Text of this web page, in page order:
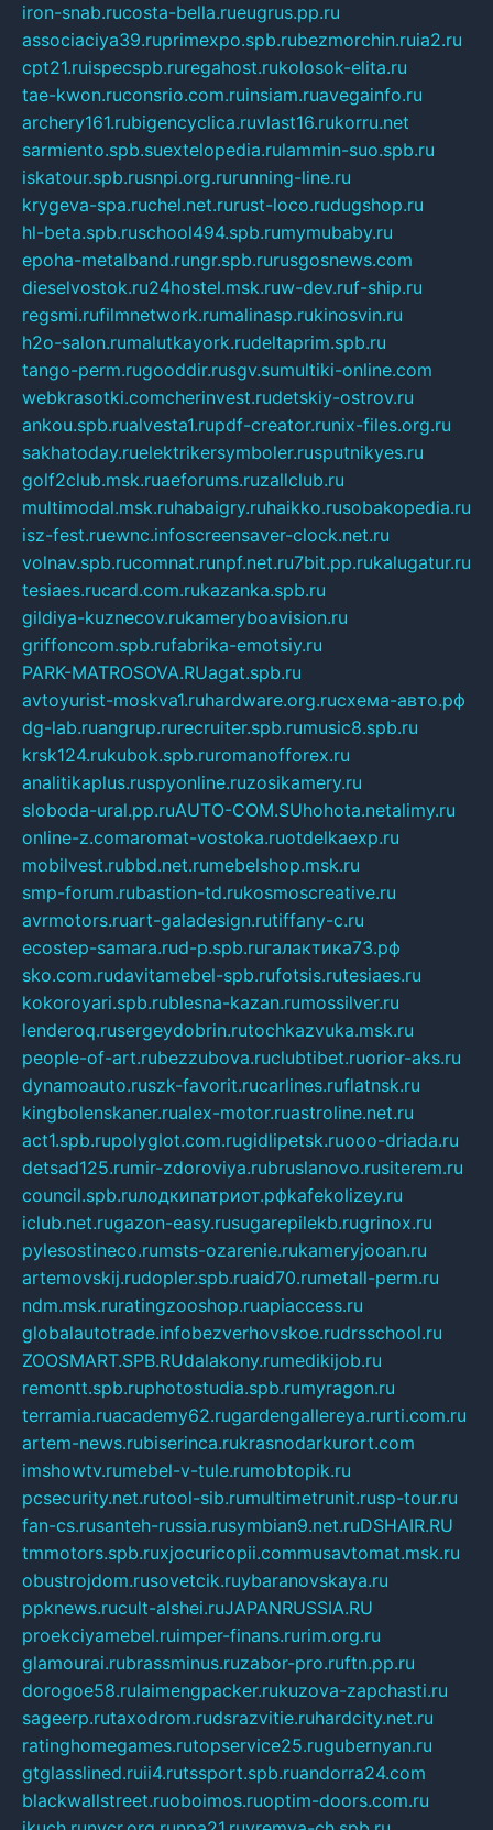
iron-snab.rucosta-bella.rueugrus.pp.ru
associaciya39.ruprimexpo.spb.rubezmorchin.ruia2.ru
cpt21.ruispecspb.ruregahost.rukolosok-elita.ru
tae-kwon.ruconsrio.com.ruinsiam.ruavegainfo.ru
archery161.rubigencyclica.ruvlast16.rukorru.net
sarmiento.spb.suextelopedia.rulammin-suo.spb.ru
iskatour.spb.rusnpi.org.rurunning-line.ru
krygeva-spa.ruchel.net.rurust-loco.rudugshop.ru
hl-beta.spb.ruschool494.spb.rumymubaby.ru
epoha-metalband.rungr.spb.rurusgosnews.com
dieselvostok.ru24hostel.msk.ruw-dev.ruf-ship.ru
regsmi.rufilmnetwork.rumalinasp.rukinosvin.ru
h2o-salon.rumalutkayork.rudeltaprim.spb.ru
tango-perm.rugooddir.rusgv.sumultiki-online.com
webkrasotki.comcherinvest.rudetskiy-ostrov.ru
ankou.spb.rualvesta1.rupdf-creator.runix-files.org.ru
sakhatoday.ruelektrikersymboler.rusputnikyes.ru
golf2club.msk.ruaeforums.ruzallclub.ru
multimodal.msk.ruhabaigry.ruhaikko.rusobakopedia.ru
isz-fest.ruewnc.infoscreensaver-clock.net.ru
volnav.spb.rucomnat.runpf.net.ru7bit.pp.rukalugatur.ru
tesiaes.rucard.com.rukazanka.spb.ru
gildiya-kuznecov.rukameryboavision.ru
griffoncom.spb.rufabrika-emotsiy.ru
PARK-MATROSOVA.RUagat.spb.ru
avtoyurist-moskva1.ruhardware.org.ruсхема-авто.рф
dg-lab.ruangrup.rurecruiter.spb.rumusic8.spb.ru
krsk124.rukubok.spb.ruromanofforex.ru
analitikaplus.ruspyonline.ruzosikamery.ru
sloboda-ural.pp.ruAUTO-COM.SUhohota.netalimy.ru
online-z.comaromat-vostoka.ruotdelkaexp.ru
mobilvest.rubbd.net.rumebelshop.msk.ru
smp-forum.rubastion-td.rukosmoscreative.ru
avrmotors.ruart-galadesign.rutiffany-c.ru
ecostep-samara.rud-p.spb.ruгалактика73.рф
sko.com.rudavitamebel-spb.rufotsis.rutesiaes.ru
kokoroyari.spb.rublesna-kazan.rumossilver.ru
lenderoq.rusergeydobrin.rutochkazvuka.msk.ru
people-of-art.rubezzubova.ruclubtibet.ruorior-aks.ru
dynamoauto.ruszk-favorit.rucarlines.ruflatnsk.ru
kingbolenskaner.rualex-motor.ruastroline.net.ru
act1.spb.rupolyglot.com.rugidlipetsk.ruooo-driada.ru
detsad125.rumir-zdoroviya.rubruslanovo.rusiterem.ru
council.spb.ruлодкипатриот.рфkafekolizey.ru
iclub.net.rugazon-easy.rusugarepilekb.rugrinox.ru
pylesostineco.rumsts-ozarenie.rukameryjooan.ru
artemovskij.rudopler.spb.ruaid70.rumetall-perm.ru
ndm.msk.ruratingzooshop.ruapiaccess.ru
globalautotrade.infobezverhovskoe.rudrsschool.ru
ZOOSMART.SPB.RUdalakony.rumedikijob.ru
remontt.spb.ruphotostudia.spb.rumyragon.ru
terramia.ruacademy62.rugardengallereya.rurti.com.ru
artem-news.rubiserinca.rukrasnodarkurort.com
imshowtv.rumebel-v-tule.rumobtopik.ru
pcsecurity.net.rutool-sib.rumultimetrunit.rusp-tour.ru
fan-cs.rusanteh-russia.rusymbian9.net.ruDSHAIR.RU
tmmotors.spb.ruxjocuricopii.commusavtomat.msk.ru
obustrojdom.rusovetcik.ruybaranovskaya.ru
ppknews.rucult-alshei.ruJAPANRUSSIA.RU
proekciyamebel.ruimper-finans.rurim.org.ru
glamourai.rubrassminus.ruzabor-pro.ruftn.pp.ru
dorogoe58.rulaimengpacker.rukuzova-zapchasti.ru
sageerp.rutaxodrom.rudsrazvitie.ruhardcity.net.ru
ratinghomegames.rutopservice25.rugubernyan.ru
gtglasslined.ruii4.rutssport.spb.ruandorra24.com
blackwallstreet.ruoboimos.ruoptim-doors.com.ru